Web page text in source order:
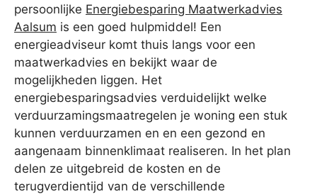
persoonlijke Energiebesparing Maatwerkadvies
Aalsum is een goed hulpmiddel! Een
energieadviseur komt thuis langs voor een
maatwerkadvies en bekijkt waar de
mogelijkheden liggen. Het
energiebesparingsadvies verduidelijkt welke
verduurzamingsmaatregelen je woning een stuk
kunnen verduurzamen en en een gezond en
aangenaam binnenklimaat realiseren. In het plan
delen ze uitgebreid de kosten en de
terugverdientijd van de verschillende